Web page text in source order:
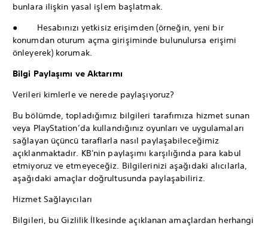
bunlara ilişkin yasal işlem başlatmak.
● Hesabınızı yetkisiz erişimden (örneğin, yeni bir
konumdan oturum açma girişiminde bulunulursa erişimi
önleyerek) korumak.
Bilgi Paylaşımı ve Aktarımı
Verileri kimlerle ve nerede paylaşıyoruz?
Bu bölümde, topladığımız bilgileri tarafımıza hizmet sunan
veya PlayStation’da kullandığınız oyunları ve uygulamaları
sağlayan üçüncü taraflarla nasıl paylaşabileceğimiz
açıklanmaktadır. KB'nin paylaşımı karşılığında para kabul
etmiyoruz ve etmeyeceğiz. Bilgilerinizi aşağıdaki alıcılarla,
aşağıdaki amaçlar doğrultusunda paylaşabiliriz.
Hizmet Sağlayıcıları
Bilgileri, bu Gizlilik İlkesinde açıklanan amaçlardan herhangi